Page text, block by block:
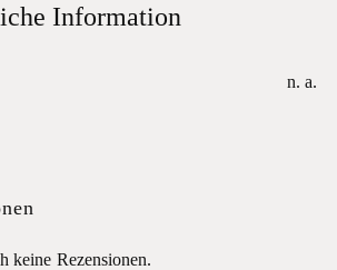
Information
n. a.
keine Rezensionen.